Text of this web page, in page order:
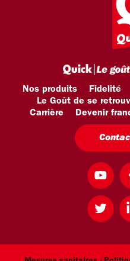
Nos produits Fidelité
Le Goût de se
Carrière
Devenir